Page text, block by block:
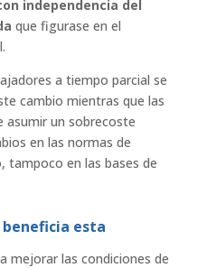
independencia del
que figurase en el
a tiempo parcial se
cambio mientras que las
asumir un sobrecoste
en las normas de
en las bases de
esta
mejorar las condiciones de